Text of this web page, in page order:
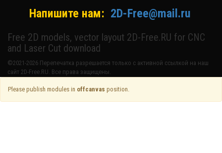
Напишите нам: 2D-Free@mail.ru
Free 2D models, vector layout 2D-Free.RU for CNC
and Laser Cut download
©2021-2026 Перепечатка разрешается только с активной ссылкой на наш
сайт 2D-Free.RU. Все права защищены.
Please publish modules in offcanvas position.